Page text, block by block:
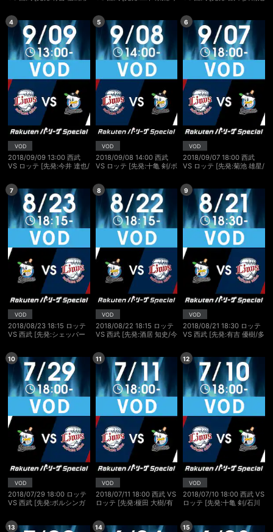
VOD
4
2018/09/09 13:00 西武
VS ロッテ [先発:今井 達也/
VOD
5
2018/09/08 14:00 西武
VS ロッテ [先発:十亀 剣/ボ
VOD
6
2018/09/07 18:00 西武
VS ロッテ [先発:菊池 雄星/
VOD
7
2018/08/23 18:15 ロッテ
VS 西武 [先発:シェッパー
VOD
8
2018/08/22 18:15 ロッテ
VS 西武 [先発:酒居 知史/今
VOD
9
2018/08/21 18:30 ロッテ
VS 西武 [先発:有吉 優樹/多
VOD
10
2018/07/29 18:00 ロッテ
VS 西武 [先発:ボルシンガ
VOD
11
2018/07/11 18:00 西武 VS
ロッテ [先発:榎田 大樹/有
VOD
12
2018/07/10 18:00 西武 VS
ロッテ [先発:十亀 剣/石川
13 14 15